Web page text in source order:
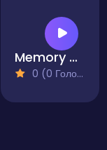
Memory Match Master Card Challenge
0 (0 Голосів)